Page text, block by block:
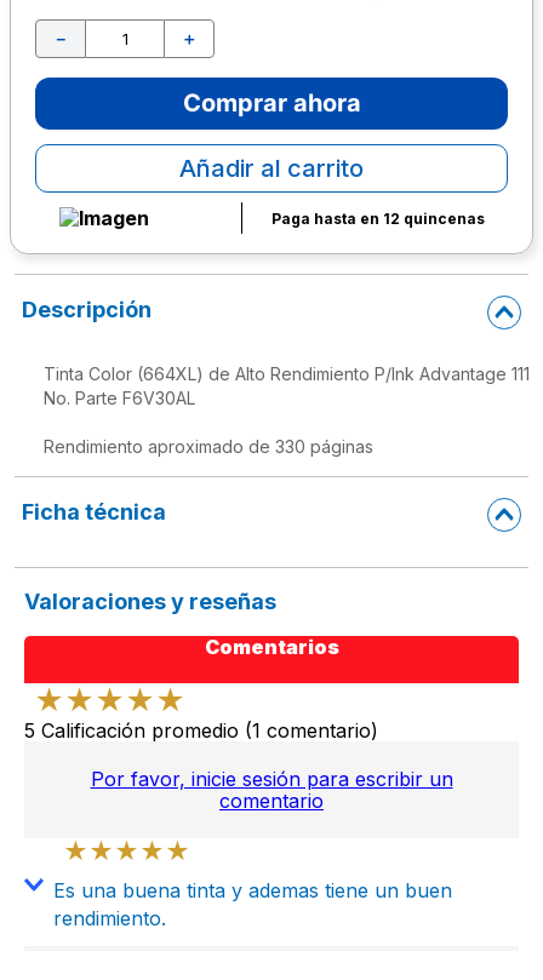
＋
－
Comprar ahora
Añadir al carrito
Paga hasta en 12 quincenas
Descripción
Tinta Color (664XL) de Alto Rendimiento P/Ink Advantage
No. Parte F6V30AL
Rendimiento aproximado de 330 páginas
Ficha técnica
Valoraciones y reseñas
Comentarios
★★★★★
5 Calificación promedio (1 comentario)
Por favor, inicie sesión para escribir un
comentario
★★★★★
Es una buena tinta y ademas tiene un buen
rendimiento.
9.
escritorio
10. lapiz